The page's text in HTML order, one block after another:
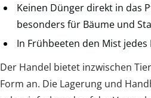
Keinen Dünger direkt in das
besonders für Bäume und
In Frühbeeten den Mist
Der Handel bietet inzwischen
Form an. Die Lagerung und